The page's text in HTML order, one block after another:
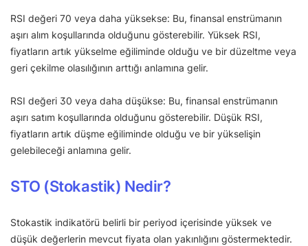
RSI değeri 70 veya daha yüksekse: Bu, finansal enstrümanın
aşırı alım koşullarında olduğunu gösterebilir. Yüksek RSI,
fiyatların artık yükselme eğiliminde olduğu ve bir düzeltme veya
geri çekilme olasılığının arttığı anlamına gelir.
RSI değeri 30 veya daha düşükse: Bu, finansal enstrümanın
aşırı satım koşullarında olduğunu gösterebilir. Düşük RSI,
fiyatların artık düşme eğiliminde olduğu ve bir yükselişin
gelebileceği anlamına gelir.
STO (Stokastik) Nedir?
Stokastik indikatörü belirli bir periyod içerisinde yüksek ve
düşük değerlerin mevcut fiyata olan yakınlığını göstermektedir.